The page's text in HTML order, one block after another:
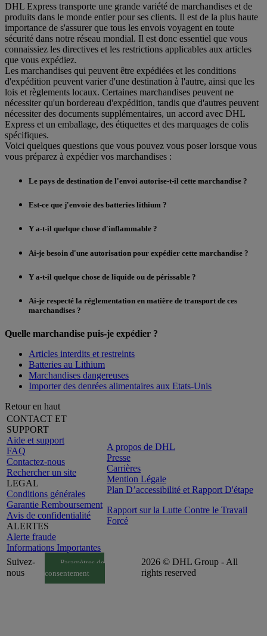
DHL Express transporte une grande variété de marchandises et de
produits dans le monde entier pour ses clients. Il est de la plus haute
importance de s'assurer que tous les envois voyagent en toute
sécurité dans notre réseau mondial. Il est donc essentiel que vous
connaissiez les directives et les restrictions applicables aux articles
que vous expédiez.
Les marchandises qui peuvent être expédiées et les conditions
d'expédition peuvent varier d'une destination à l'autre, ainsi que les
lois et règlements locaux. Certaines marchandises peuvent ne
nécessiter qu'un bordereau d'expédition, tandis que d'autres peuvent
nécessiter des documents supplémentaires, un accord avec DHL
Express et un emballage, des étiquettes et des marquages de colis
spécifiques.
Voici quelques questions que vous pouvez vous poser lorsque vous
vous préparez à expédier vos marchandises :
Le pays de destination de l'envoi autorise-t-il cette marchandise ?
Est-ce que j'envoie des batteries lithium ?
Y a-t-il quelque chose d'inflammable ?
Ai-je besoin d'une autorisation pour expédier cette marchandise ?
Y a-t-il quelque chose de liquide ou de périssable ?
Ai-je respecté la réglementation en matière de transport de ces
marchandises ?
Quelle marchandise puis-je expédier ?
Articles interdits et restreints
Batteries au Lithium
Marchandises dangereuses
Importer des denrées alimentaires aux Etats-Unis
Retour en haut
CONTACT ET
SUPPORT
Aide et support
FAQ
Contactez-nous
Rechercher un site
LEGAL
Conditions générales
Garantie Remboursement
Avis de confidentialité
ALERTES
Alerte fraude
Informations Importantes
A propos de DHL
Presse
Carrières
Mention Légale
Plan D’accessibilité et Rapport D'étape
Rapport sur la Lutte Contre le Travail
Forcé
Suivez-
nous
Paramètres de
consentement
2026 © DHL Group - All
rights reserved